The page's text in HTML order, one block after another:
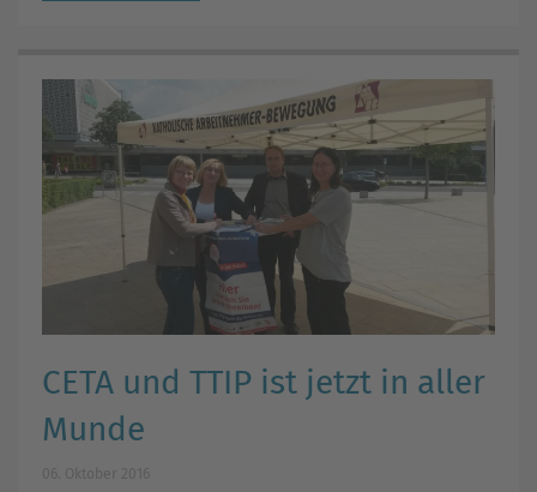
CETA und TTIP ist jetzt in aller
Munde